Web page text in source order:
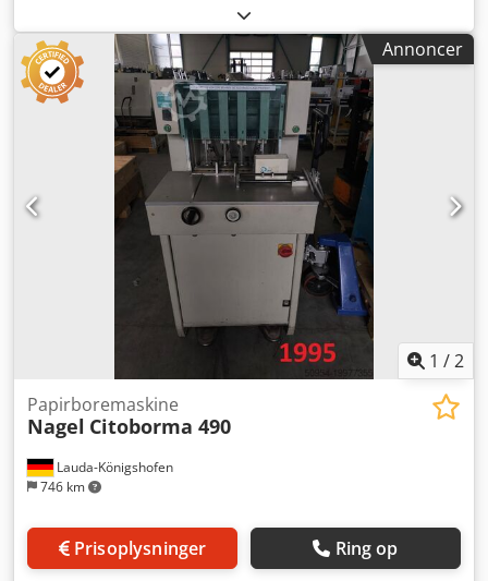
borehoveder God stand Velholdt
Annoncer
1 /2
Lauda-Königshofen
746 km
Papirboremaskine
Nagel Citoborma 490
Prisoplysninger Ring op